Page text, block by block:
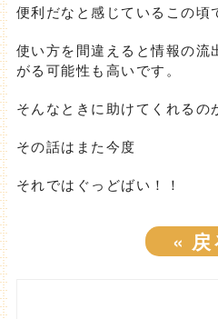
便利だなと感じているこの頃
使い方を間違えると情報の流
がる可能性も高いです。
そんなときに助けてくれるの
その話はまた今度
それではぐっどばい！！
« 戻